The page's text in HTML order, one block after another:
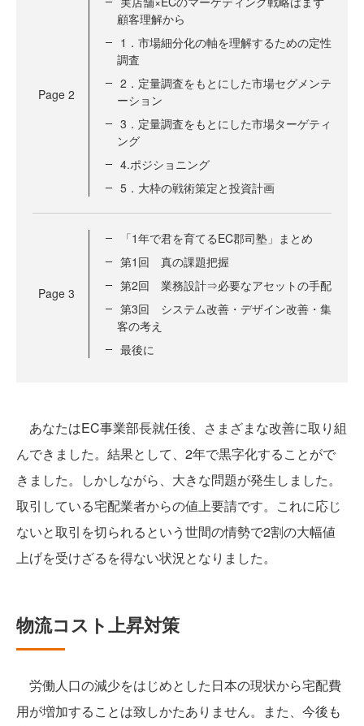
Page 2
顧客理解から
1．市場細分化の軸を理解するための定性
調査
2．定量調査をもとにした市場セグメンテ
ーション
3．定量調査をもとにした市場ターゲティ
ング
4.ポジショニング
5．大枠の戦術策定と投資計画
Page 3
「1年で君を育てるEC郡司塾」まとめ
第1回 真の課題把握
第2回 業務設計⇒必要なアセットの手配
第3回 システム改善・デザイン改善・集
客の考え
最後に
あなたはEC事業部長就任後、さまざまな改善に取り組
んできました。結果として、2年で黒字化することがで
きました。しかしながら、大きな問題が発生しました。
取引している宅配業者からの値上要請です。これに応じ
ないと取引を切られるという世間の情勢で2割の大幅値
上げを受けざるを得ない状況となりました。
物流コスト上昇対策
労働人口の減少をはじめとした日本の現状から宅配費
用が増加することは致しかたありません。また、今後も